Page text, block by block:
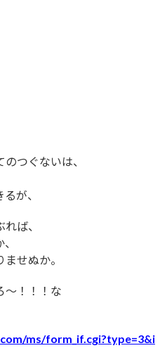
つぐないは、
が、
ば、
せぬか。
〜！！！な
ms/form_if.cgi?type=3&i